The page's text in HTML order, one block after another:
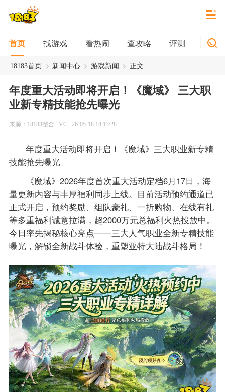
首页 找游戏 看热闹 查攻略 评测 新游
18183首页 > 新闻中心 > 游戏新闻 > 正文
年度重大活动即将开启！《魔域》 三大职
业新专精技能抢先曝光
来源：18183整合 VC 26-05-18 14:13:28
年度重大活动即将开启！《魔域》三大职业新专精
技能抢先曝光
《魔域》2026年度首次重大活动定档6月17日，海
量更新内容与丰厚福利同步上线。目前活动预约通道已
正式开启，预约奖励、组队豪礼、一折购物、在线有礼
等多重福利诚意拉满，超2000万元总福利火热投放中。
今日率先揭秘核心亮点——三大人气职业全新专精技能
曝光，解锁全新战斗体验，重塑亚特大陆战斗格局！